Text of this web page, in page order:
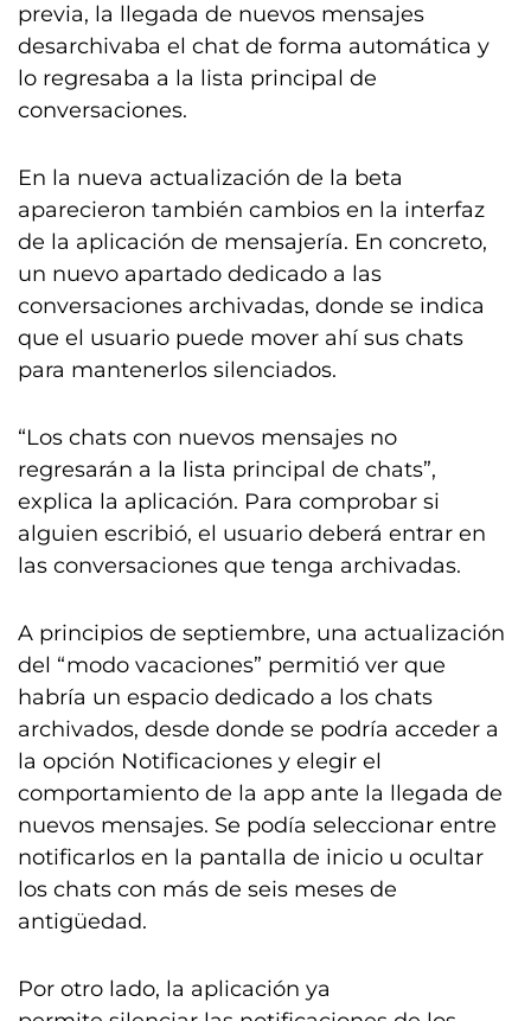
previa, la llegada de nuevos mensajes
desarchivaba el chat de forma automática y
lo regresaba a la lista principal de
conversaciones.
En la nueva actualización de la beta
aparecieron también cambios en la interfaz
de la aplicación de mensajería. En concreto,
un nuevo apartado dedicado a las
conversaciones archivadas, donde se indica
que el usuario puede mover ahí sus chats
para mantenerlos silenciados.
“Los chats con nuevos mensajes no
regresarán a la lista principal de chats”,
explica la aplicación. Para comprobar si
alguien escribió, el usuario deberá entrar en
las conversaciones que tenga archivadas.
A principios de septiembre, una actualización
del “modo vacaciones” permitió ver que
habría un espacio dedicado a los chats
archivados, desde donde se podría acceder a
la opción Notificaciones y elegir el
comportamiento de la app ante la llegada de
nuevos mensajes. Se podía seleccionar entre
notificarlos en la pantalla de inicio u ocultar
los chats con más de seis meses de
antigüedad.
Por otro lado, la aplicación ya